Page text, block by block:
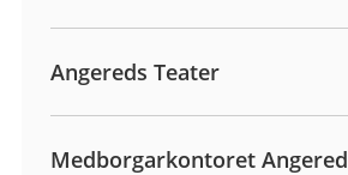
Angereds Teater
Medborgarkontoret Angered